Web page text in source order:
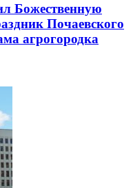
Божественную
Почаевского
агрогородка